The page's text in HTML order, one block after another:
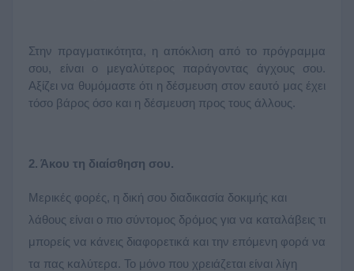
Στην πραγματικότητα, η απόκλιση από το πρόγραμμα
σου, είναι ο μεγαλύτερος παράγοντας άγχους σου.
Αξίζει να θυμόμαστε ότι η δέσμευση στον εαυτό μας έχει
τόσο βάρος όσο και η δέσμευση προς τους άλλους.
2. Άκου τη διαίσθηση σου.
Μερικές φορές, η δική σου διαδικασία δοκιμής και
λάθους είναι ο πιο σύντομος δρόμος για να καταλάβεις τι
μπορείς να κάνεις διαφορετικά και την επόμενη φορά να
τα πας καλύτερα. Το μόνο που χρειάζεται είναι λίγη